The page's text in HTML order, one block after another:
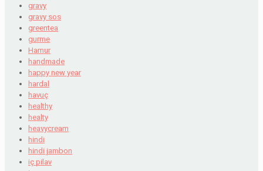
gravy
gravy sos
greentea
gurme
Hamur
handmade
happy new year
hardal
havuç
healthy
healty
heavycream
hindi
hindi jambon
iç pilav